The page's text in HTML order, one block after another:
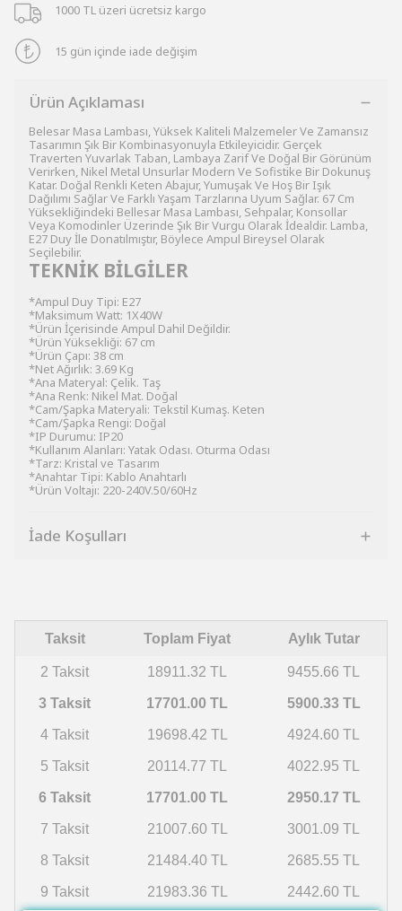
1000 TL üzeri ücretsiz kargo
15 gün içinde iade değişim
Ürün Açıklaması
Belesar Masa Lambası, Yüksek Kaliteli Malzemeler Ve Zamansız
Tasarımın Şık Bir Kombinasyonuyla Etkileyicidir. Gerçek
Traverten Yuvarlak Taban, Lambaya Zarif Ve Doğal Bir Görünüm
Verirken, Nikel Metal Unsurlar Modern Ve Sofistike Bir Dokunuş
Katar. Doğal Renkli Keten Abajur, Yumuşak Ve Hoş Bir Işık
Dağılımı Sağlar Ve Farklı Yaşam Tarzlarına Uyum Sağlar. 67 Cm
Yüksekliğindeki Bellesar Masa Lambası, Sehpalar, Konsollar
Veya Komodinler Üzerinde Şık Bir Vurgu Olarak İdealdir. Lamba,
E27 Duy İle Donatılmıştır, Böylece Ampul Bireysel Olarak
Seçilebilir.
TEKNİK BİLGİLER
*Ampul Duy Tipi: E27
*Maksimum Watt: 1X40W
*Ürün İçerisinde Ampul Dahil Değildir.
*Ürün Yüksekliği: 67 cm
*Ürün Çapı: 38 cm
*Net Ağırlık: 3.69 Kg
*Ana Materyal: Çelik. Taş
*Ana Renk: Nikel Mat. Doğal
*Cam/Şapka Materyali: Tekstil Kumaş. Keten
*Cam/Şapka Rengi: Doğal
*IP Durumu: IP20
*Kullanım Alanları: Yatak Odası. Oturma Odası
*Tarz: Kristal ve Tasarım
*Anahtar Tipi: Kablo Anahtarlı
*Ürün Voltajı: 220-240V.50/60Hz
İade Koşulları
Taksit Toplam Fiyat Aylık Tutar
2 Taksit 18911.32 TL 9455.66 TL
3 Taksit 17701.00 TL 5900.33 TL
4 Taksit 19698.42 TL 4924.60 TL
5 Taksit 20114.77 TL 4022.95 TL
6 Taksit 17701.00 TL 2950.17 TL
7 Taksit 21007.60 TL 3001.09 TL
8 Taksit 21484.40 TL 2685.55 TL
9 Taksit 21983.36 TL 2442.60 TL